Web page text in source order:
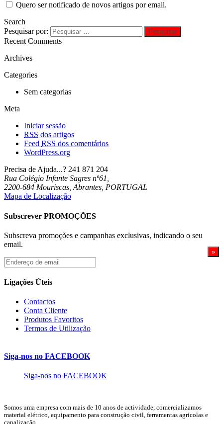
Quero ser notificado de novos artigos por email.
Search
Pesquisar por:
Recent Comments
Archives
Categories
Sem categorias
Meta
Iniciar sessão
RSS dos artigos
Feed RSS dos comentários
WordPress.org
Precisa de Ajuda...? 241 871 204
Rua Colégio Infante Sagres nº61,
2200-684 Mouriscas, Abrantes, PORTUGAL
Mapa de Localização
Subscrever PROMOÇÕES
Subscreva promoções e campanhas exclusivas, indicando o seu
email.
Endereço
de
email
Ligações Úteis
Contactos
Conta Cliente
Produtos Favoritos
Termos de Utilização
Siga-nos no FACEBOOK
Siga-nos no FACEBOOK
Somos uma empresa com mais de 10 anos de actividade, comercializamos
material elétrico, equipamento para construção civil, ferramentas agrícolas e
canalização.